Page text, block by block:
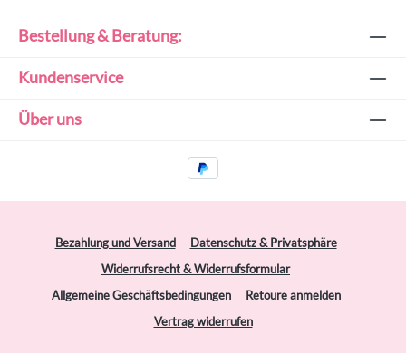
Bestellung & Beratung:
Kundenservice
Über uns
Bezahlung und Versand
Datenschutz & Privatsphäre
Widerrufsrecht & Widerrufsformular
Allgemeine Geschäftsbedingungen
Retoure anmelden
Vertrag widerrufen